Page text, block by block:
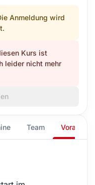
Team
Anmeldung wird
Kurs ist
leider nicht mehr